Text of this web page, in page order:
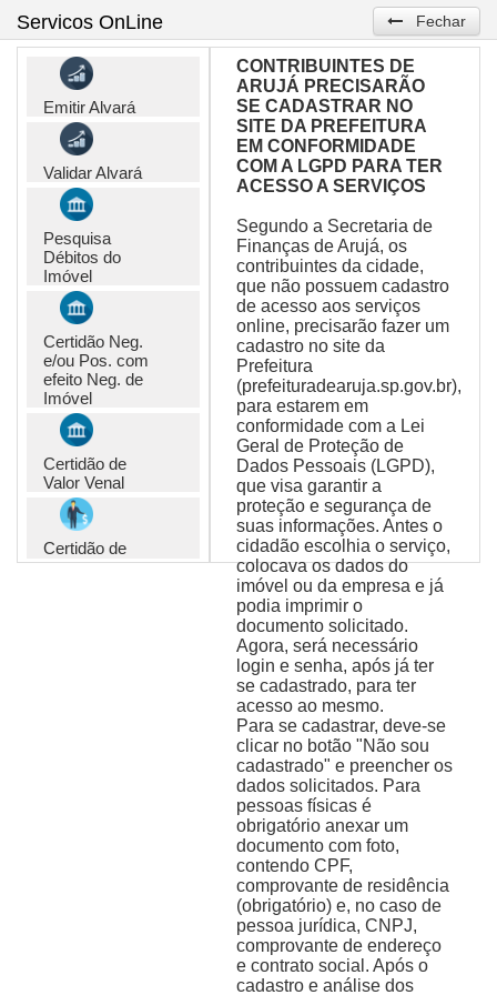
Servicos OnLine Fechar
Emitir Alvará
Validar Alvará
Pesquisa
Débitos do
Imóvel
Certidão Neg.
e/ou Pos. com
efeito Neg. de
Imóvel
Certidão de
Valor Venal
Certidão de
Cadastro
CONTRIBUINTES DE
ARUJÁ PRECISARÃO
SE CADASTRAR NO
SITE DA PREFEITURA
EM CONFORMIDADE
COM A LGPD PARA TER
ACESSO A SERVIÇOS
Segundo a Secretaria de
Finanças de Arujá, os
contribuintes da cidade,
que não possuem cadastro
de acesso aos serviços
online, precisarão fazer um
cadastro no site da
Prefeitura
(prefeituradearuja.sp.gov.br),
para estarem em
conformidade com a Lei
Geral de Proteção de
Dados Pessoais (LGPD),
que visa garantir a
proteção e segurança de
suas informações. Antes o
cidadão escolhia o serviço,
colocava os dados do
imóvel ou da empresa e já
podia imprimir o
documento solicitado.
Agora, será necessário
login e senha, após já ter
se cadastrado, para ter
acesso ao mesmo.
Para se cadastrar, deve-se
clicar no botão "Não sou
cadastrado" e preencher os
dados solicitados. Para
pessoas físicas é
obrigatório anexar um
documento com foto,
contendo CPF,
comprovante de residência
(obrigatório) e, no caso de
pessoa jurídica, CNPJ,
comprovante de endereço
e contrato social. Após o
cadastro e análise dos